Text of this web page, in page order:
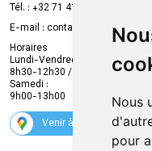
Nous
pour
Tél. : +32 71 41 32 10
E-mail : contact
Horaires
Lundi-Vendredi :
8h30-12h30 / 13h30-18h30
Samedi :
9h00-13h00
Venir à la pharmacie